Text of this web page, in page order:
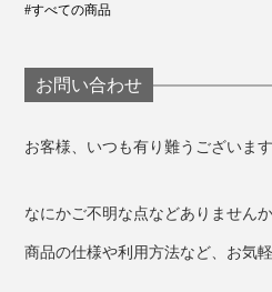
#すべての商品
お問い合わせ
お客様、いつも有り難うございます
なにかご不明な点などありません
商品の仕様や利用方法など、お気